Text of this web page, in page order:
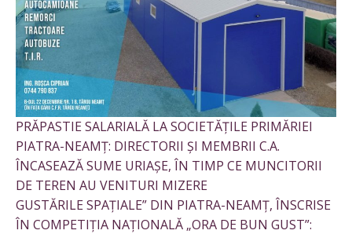
PRĂPASTIE SALARIALĂ LA SOCIETĂȚILE PRIMĂRIEI
PIATRA-NEAMȚ: DIRECTORII ȘI MEMBRII C.A.
ÎNCASEAZĂ SUME URIAȘE, ÎN TIMP CE MUNCITORII
DE TEREN AU VENITURI MIZERE
GUSTĂRILE SPAȚIALE” DIN PIATRA-NEAMȚ, ÎNSCRISE
ÎN COMPETIȚIA NAȚIONALĂ „ORA DE BUN GUST”: